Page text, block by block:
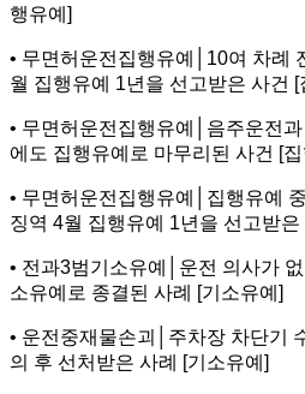
행유예]
• 무면허운전집행유예│10여 차례
월 집행유예 1년을 선고받은 사건 [
• 무면허운전집행유예│음주운전
에도 집행유예로 마무리된 사건 [
• 무면허운전집행유예│집행유예
징역 4월 집행유예 1년을 선고받은
• 전과3범기소유예│운전 의사가
소유예로 종결된 사례 [기소유예]
• 운전중재물손괴│주차장 차단기
의 후 선처받은 사례 [기소유예]